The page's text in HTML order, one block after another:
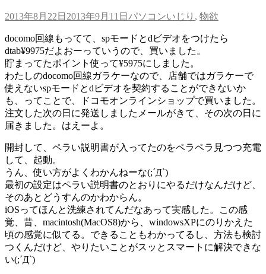
投
日:
2013年8月22日 2013年9月11日 カ
ゴ
リ
ー
パソコンいじり , 物欲
docomo回線もってて、spモードとdビデオをつけたら
dtab¥9975だよおーっていうので、買いました。
貯まってたポイント使って¥5975にしました。
わたしのdocomo回線ガラケーなので、店舗ではガラケーで
使えないspモードとdビデオを契約することができないか
も、ってことで、ドコモオンラインショップで買いました。
注文した次の日に発送しましたメールがきて、その次の日に
届きました。はえーよ。
開封して、ペラい説明書が入ってたのをペラペラ見つつ充電
して、起動。
うん、使い方がよくわかんねーな(;´Д`)
最初の設定はペラい説明書のとおりにやるだけなんだけど、
そのあとどうすんのかわからん。
iOSってほんと洗練されてんだなあって実感した。この感
覚、昔、macintosh(MacOS8)から、windowsXPにのりかえた
頃の感覚に似てる。できることもわかってるし、方法も検討
つくんだけど、やりたいことがスッとスマートに解決できな
い(;´Д`)